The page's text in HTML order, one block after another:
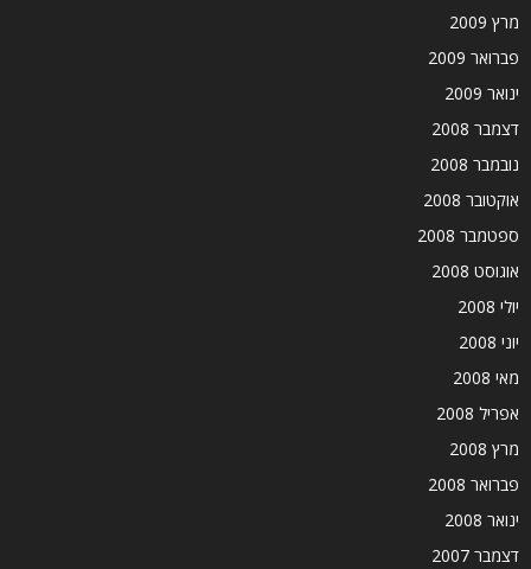
מרץ 2009
פברואר 2009
ינואר 2009
דצמבר 2008
נובמבר 2008
אוקטובר 2008
ספטמבר 2008
אוגוסט 2008
יולי 2008
יוני 2008
מאי 2008
אפריל 2008
מרץ 2008
פברואר 2008
ינואר 2008
דצמבר 2007